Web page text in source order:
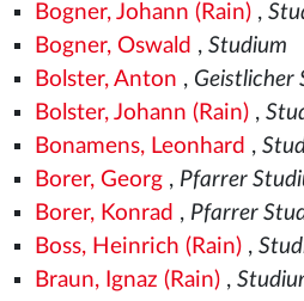
Bogner, Johann (Rain),
Bogner, Oswald , Studium
Bolster, Anton , Geistlicher
Bolster, Johann (Rain),
Bonamens, Leonhard ,
Borer, Georg, Pfarrer
Borer, Konrad , Pfarrer
Boss, Heinrich (Rain),
Braun, Ignaz (Rain),